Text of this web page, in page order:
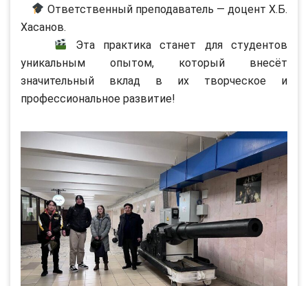
Ответственный преподаватель — доцент Х.Б.
Хасанов.
Эта практика станет для студентов
уникальным опытом, который внесёт
значительный вклад в их творческое и
профессиональное развитие!